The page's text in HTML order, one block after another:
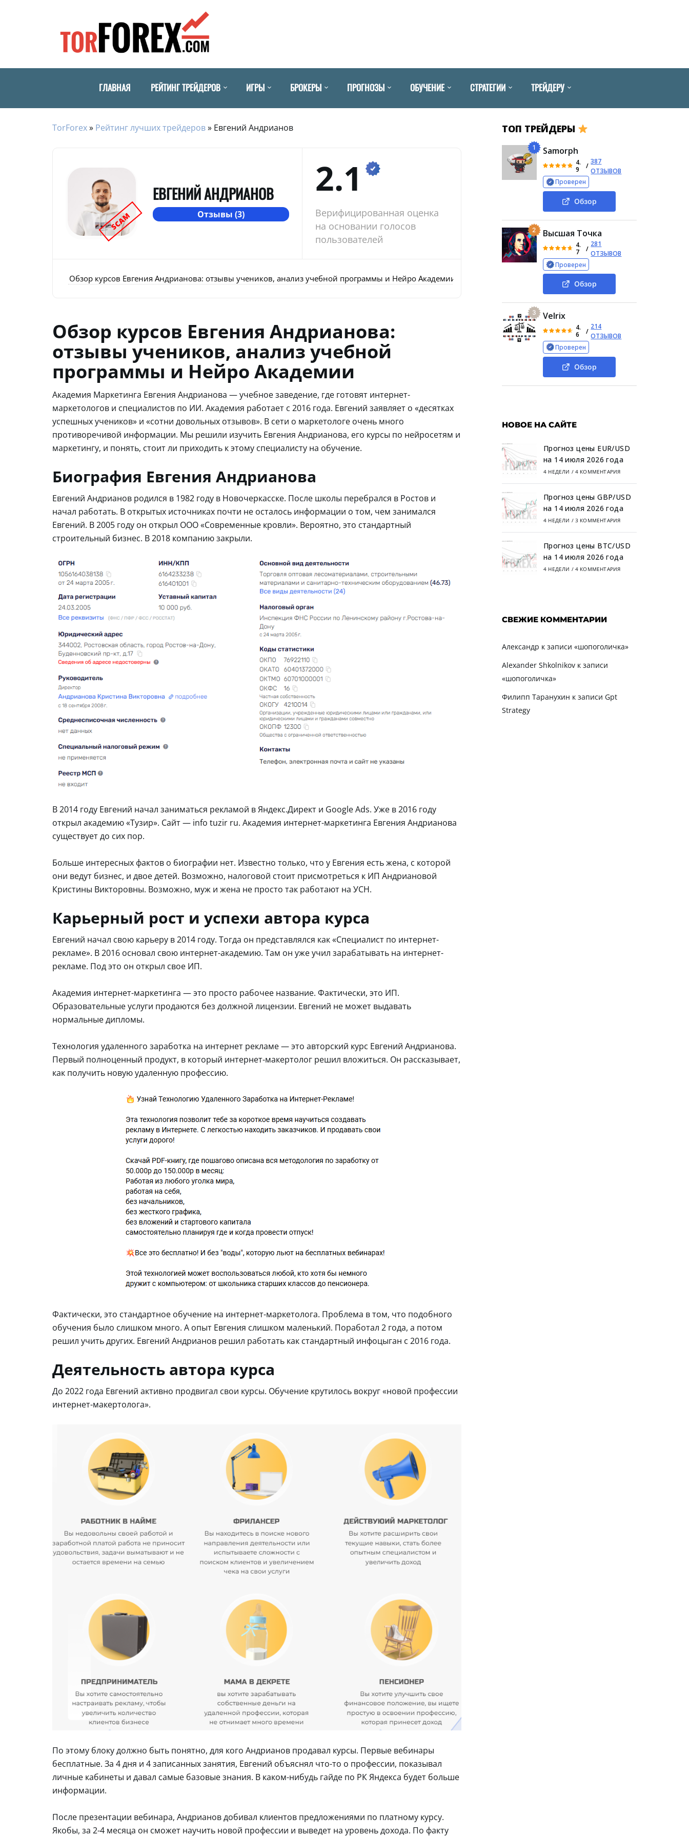
ГЛАВНАЯ РЕЙТИНГ ТРЕЙДЕРОВ ИГРЫ БРОКЕРЫ ПРОГНОЗЫ ОБУЧЕНИЕ СТРАТЕГИИ ТРЕЙДЕРУ
TorForex» Рейтинг лучших трейдеров» Евгений Андрианов
SCAM
ЕВГЕНИЙ АНДРИАНОВ
Отзывы (3)
2.1
Верифицированная оценка
на основании голосов
пользователей
Обзор курсов Евгения Андрианова: отзывы учеников, анализ учебной программы и Нейро Академии Биография Евгения Андрианова Карьерный рост и
Обзор курсов Евгения Андрианова:
отзывы учеников, анализ учебной
программы и Нейро Академии
Академия Маркетинга Евгения Андрианова — учебное заведение, где готовят интернет-
маркетологов и специалистов по ИИ. Академия работает с 2016 года. Евгений заявляет о «десятках
успешных учеников» и «сотни довольных отзывов». В сети о маркетологе очень много
противоречивой информации. Мы решили изучить Евгения Андрианова, его курсы по нейросетям и
маркетингу, и понять, стоит ли приходить к этому специалисту на обучение.
Биография Евгения Андрианова
Евгений Андрианов родился в 1982 году в Новочеркасске. После школы перебрался в Ростов и
начал работать. В открытых источниках почти не осталось информации о том, чем занимался
Евгений. В 2005 году он открыл ООО «Современные кровли». Вероятно, это стандартный
строительный бизнес. В 2018 компанию закрыли.
В 2014 году Евгений начал заниматься рекламой в Яндекс.Директ и Google Ads. Уже в 2016 году
открыл академию «Тузир». Сайт — info tuzir ru. Академия интернет-маркетинга Евгения Андрианова
существует до сих пор.
Больше интересных фактов о биографии нет. Известно только, что у Евгения есть жена, с которой
они ведут бизнес, и двое детей. Возможно, налоговой стоит присмотреться к ИП Андриановой
Кристины Викторовны. Возможно, муж и жена не просто так работают на УСН.
Карьерный рост и успехи автора курса
Евгений начал свою карьеру в 2014 году. Тогда он представлялся как «Специалист по интернет-
рекламе». В 2016 основал свою интернет-академию. Там он уже учил зарабатывать на интернет-
рекламе. Под это он открыл свое ИП.
Академия интернет-маркетинга — это просто рабочее название. Фактически, это ИП.
Образовательные услуги продаются без должной лицензии. Евгений не может выдавать
нормальные дипломы.
Технология удаленного заработка на интернет рекламе — это авторский курс Евгений Андрианова.
Первый полноценный продукт, в который интернет-макертолог решил вложиться. Он рассказывает,
как получить новую удаленную профессию.
Фактически, это стандартное обучение на интернет-маркетолога. Проблема в том, что подобного
обучения было слишком много. А опыт Евгения слишком маленький. Поработал 2 года, а потом
решил учить других. Евгений Андрианов решил работать как стандартный инфоцыган с 2016 года.
Деятельность автора курса
До 2022 года Евгений активно продвигал свои курсы. Обучение крутилось вокруг «новой профессии
интернет-макертолога».
По этому блоку должно быть понятно, для кого Андрианов продавал курсы. Первые вебинары
бесплатные. За 4 дня и 4 записанных занятия, Евгений объяснял что-то о профессии, показывал
личные кабинеты и давал самые базовые знания. В каком-нибудь гайде по РК Яндекса будет больше
информации.
После презентации вебинара, Андрианов добивал клиентов предложениями по платному курсу.
Якобы, за 2-4 месяца он сможет научить новой профессии и выведет на уровень дохода. По факту
ТОП ТРЕЙДЕРЫ
1 Samorph
4.
9
/
387
ОТЗЫВОВ
Проверен
Обзор
2 Высшая Точка
4.
7
/
281
ОТЗЫВОВ
Проверен
Обзор
3 Velrix
4.
6
/
214
ОТЗЫВОВ
Проверен
Обзор
НОВОЕ НА САЙТЕ
Прогноз цены EUR/USD
на 14 июля 2026 года
4 НЕДЕЛИ / 4 КОММЕНТАРИЯ
Прогноз цены GBP/USD
на 14 июля 2026 года
4 НЕДЕЛИ / 3 КОММЕНТАРИЯ
Прогноз цены BTC/USD
на 14 июля 2026 года
4 НЕДЕЛИ / 4 КОММЕНТАРИЯ
СВЕЖИЕ КОММЕНТАРИИ
Александр к записи «шопоголичка»
Alexander Shkolnikovк записи
«шопоголичка»
Филипп Таранухин к записи Gpt
Strategy